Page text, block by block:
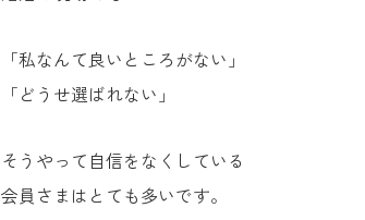
「私なんて良いところがない」
「どうせ選ばれない」
そうやって自信をなくしている
会員さまはとても多いです。